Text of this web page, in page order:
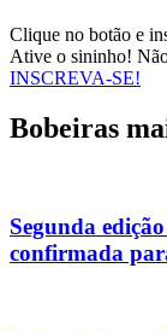
Clique no botão e
Ative o sininho!
INSCREVA-SE!
Bobeiras
Segunda
confirmada